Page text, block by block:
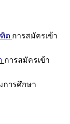
ต การสมัครเข้า
การสมัครเข้า
การศึกษา